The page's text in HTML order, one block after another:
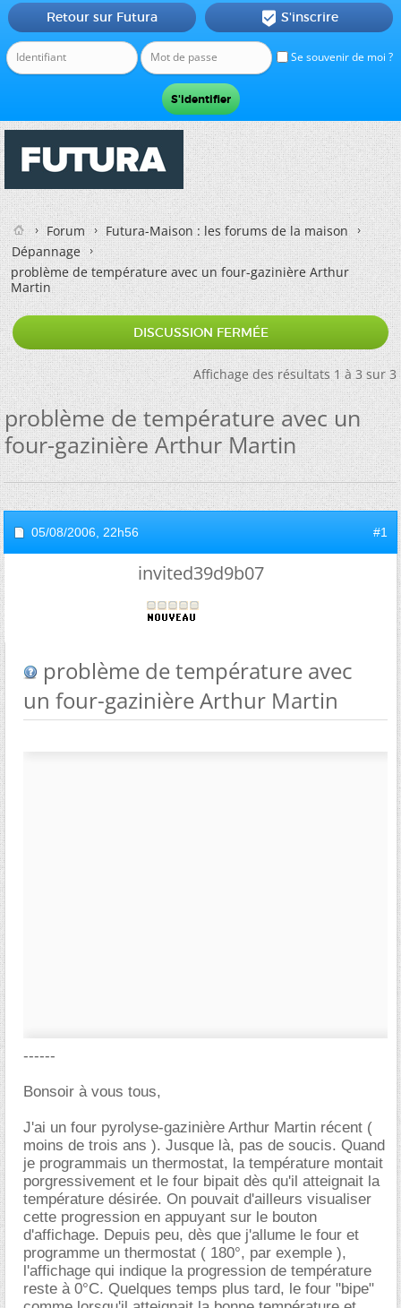
Se souvenir de moi ?
Retour sur Futura  S'inscrire
Forum
Futura-Maison : les forums de la maison
Dépannage
problème de température avec un four-gazinière Arthur
Martin
DISCUSSION FERMÉE
Affichage des résultats 1 à 3 sur 3
problème de température avec un
four-gazinière Arthur Martin
05/08/2006, 22h56 #1
invited39d9b07
problème de température avec
un four-gazinière Arthur Martin
------
Bonsoir à vous tous,
J'ai un four pyrolyse-gazinière Arthur Martin récent (
moins de trois ans ). Jusque là, pas de soucis. Quand
je programmais un thermostat, la température montait
porgressivement et le four bipait dès qu'il atteignait la
température désirée. On pouvait d'ailleurs visualiser
cette progression en appuyant sur le bouton
d'affichage. Depuis peu, dès que j'allume le four et
programme un thermostat ( 180°, par exemple ),
l'affichage qui indique la progression de température
reste à 0°C. Quelques temps plus tard, le four "bipe"